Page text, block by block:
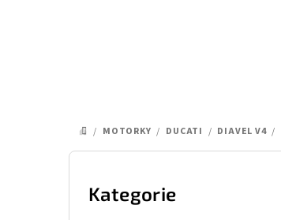
DOMŮ
/ MOTORKY / DUCATI / DIAVEL V4 /
P
Přeskočit
kategorie
Kategorie